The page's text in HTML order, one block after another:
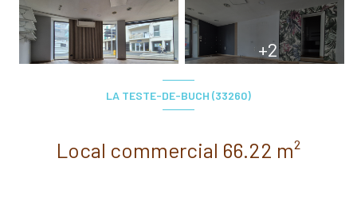
+2
LA TESTE-DE-BUCH (33260)
Local commercial 66.22 m²